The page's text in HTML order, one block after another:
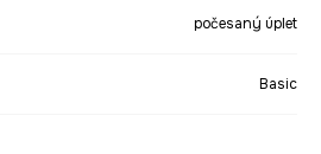
počesaný úplet
Basic